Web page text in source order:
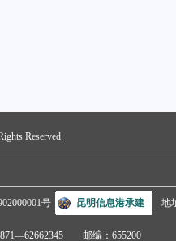
Reserved.
号 昆明信息港承建 地
邮编：655200